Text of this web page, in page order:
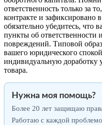
ответственность только за
контракте и зафиксировано
обязательно убедитесь, что
пункты об ответственности
повреждений. Типовой
вашего юридического
индивидуальную доработку
товара.
Нужна моя помощь?
Более 20 лет защищаю
Работаю с каждой